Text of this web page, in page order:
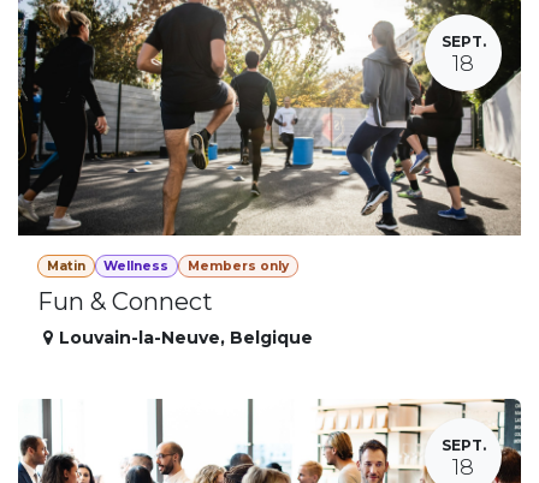
SEPT.
18
Matin Wellness Members only
Fun & Connect
Louvain-la-Neuve, Belgique
SEPT.
18